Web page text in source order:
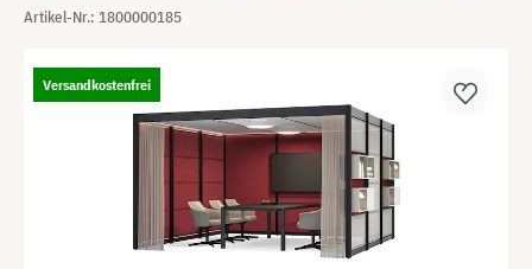
Artikel-Nr.: 1800000185
Versandkostenfrei